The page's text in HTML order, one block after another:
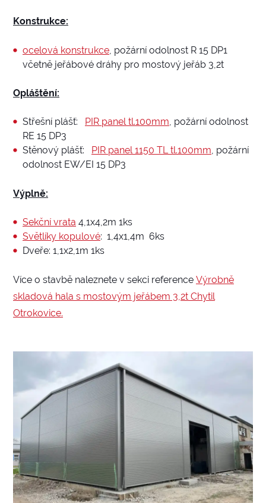
Konstrukce:
ocelová konstrukce , požární odolnost R 15 DP1
včetně jeřábové dráhy pro mostový jeřáb 3,2t
Opláštění:
Střešní plášť: PIR panel tl.100mm, požární odolnost
RE 15 DP3
Stěnový plášť:
PIR panel 1150 TL tl.100mm, požární
odolnost EW/EI 15 DP3
Výplně:
Sekční vrata 4,1x4,2m 1ks
Světlíky kopulové: 1,4x1,4m 6ks
Dveře: 1,1x2,1m 1ks
Více o stavbě naleznete v sekci reference Výrobně
skladová hala s mostovým jeřábem 3,2t Chytil
Otrokovice.